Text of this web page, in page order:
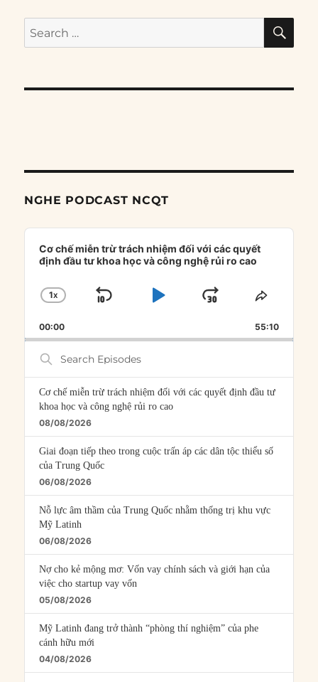
Search
for:
NGHE PODCAST NCQT
Audio
Player
Cơ chế miễn trừ trách nhiệm đối với các quyết
định đầu tư khoa học và công nghệ rủi ro cao
CHANGE
RATE
1X
SKIP
PLAYJUMP
FORWARD
SHARE
00:00 55:10
Search
Episodes
Cơ chế miễn trừ trách nhiệm đối với các quyết định đầu tư
khoa học và công nghệ rủi ro cao
08/08/2026
Giai đoạn tiếp theo trong cuộc trấn áp các dân tộc thiểu số
của Trung Quốc
06/08/2026
Nỗ lực âm thầm của Trung Quốc nhằm thống trị khu vực
Mỹ Latinh
06/08/2026
Nợ cho kẻ mộng mơ: Vốn vay chính sách và giới hạn của
việc cho startup vay vốn
05/08/2026
Mỹ Latinh đang trở thành “phòng thí nghiệm” của phe
cánh hữu mới
04/08/2026